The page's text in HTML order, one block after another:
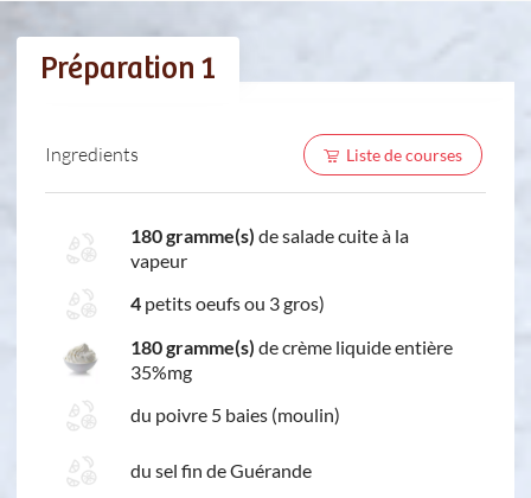
Préparation 1
Ingredients Liste de courses
180 gramme(s) de salade cuite à la
vapeur
4 petits oeufs ou 3 gros)
180 gramme(s) de crème liquide entière
35%mg
du poivre 5 baies (moulin)
du sel fin de Guérande